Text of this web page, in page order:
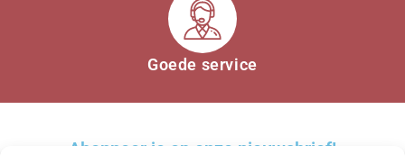
Goede service
Abonneer je op onze nieuwsbrief!